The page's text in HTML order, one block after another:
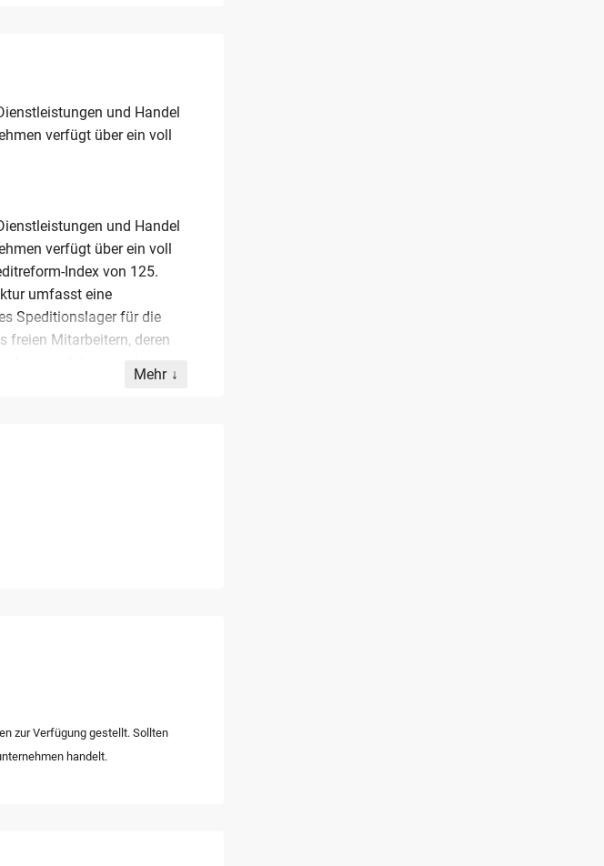
und Handel
verfügt über ein voll
und Handel
verfügt über ein voll
Index von 125.
umfasst eine
Speditionslager für die
freien Mitarbeitern, deren
Mehr
zur Verfügung gestellt. Sollten
handelt.